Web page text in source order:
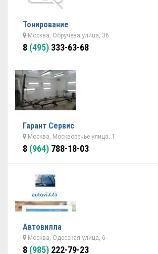
Тонирование
Москва, Обручева улица, 36
8 (495) 333-63-68
Гарант Cервис
Москва, Москворечье улица, 1
8 (964) 788-18-03
Автовилла
Москва, Одесская улица, 6
8 (985) 222-79-23